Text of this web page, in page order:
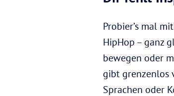
Probier’s mal
HipHop – ganz
bewegen oder
gibt grenzenlos
Sprachen oder